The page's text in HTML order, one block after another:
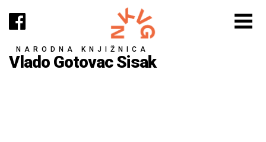
NARODNA KNJIŽNICA
Vlado Gotovac Sisak